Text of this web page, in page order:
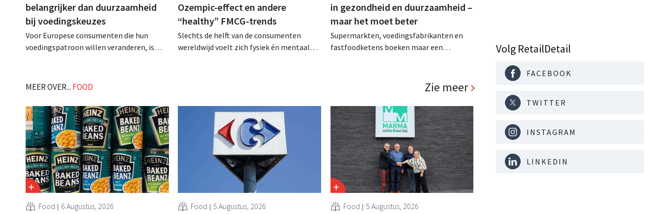
belangrijker dan duurzaamheid
bij voedingskeuzes
Voor Europese consumenten die hun
voedingspatroon willen veranderen, is
belangrijk. Een knelpunt is de
informatie over voeding. .
Ozempic-effect en andere
“healthy” FMCG-trends
Slechts de helft van de consumenten
wereldwijd voelt zich fysiek én mentaal
in gezondheid en duurzaamheid –
maar het moet beter
Supermarkten, voedingsfabrikanten en
fastfoodketens boeken maar een
onderzoek van gezondheidsinstituut
MEER OVER... FOOD Zie meer
Food 6 Augustus, 2026 Food 5 Augustus, 2026 Food 5 Augustus, 2026
Volg RetailDetail
FACEBOOK
TWITTER
INSTAGRAM
LINKEDIN